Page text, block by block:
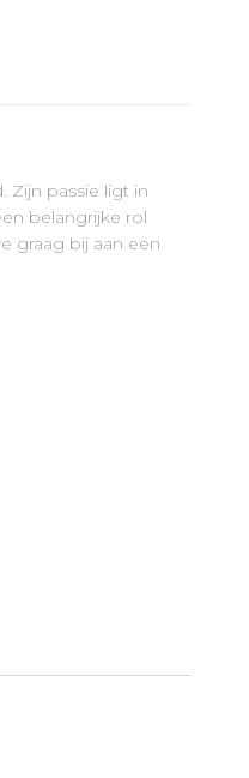
Zijn passie ligt in
belangrijke rol
graag bij aan een